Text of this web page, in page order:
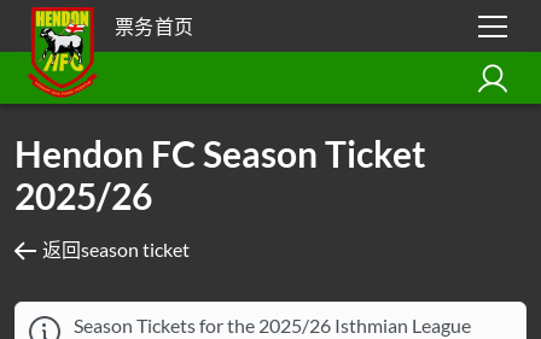
票务首页
Hendon FC Season Ticket
2025/26
返回season ticket
Season Tickets for the 2025/26 Isthmian League